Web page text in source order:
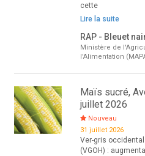
cette
Lire la suite
RAP - Bleuet
Ministère de
l'Alimentation
Maïs sucré,
juillet 2026
Nouveau
31 juillet 2026
Ver-gris
(VGOH) :